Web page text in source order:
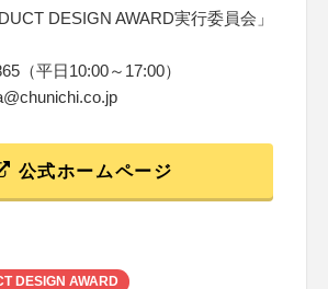
DESIGN AWARD実行委員会」
（平日10:00～17:00）
公式ホームページ
DESIGN AWARD